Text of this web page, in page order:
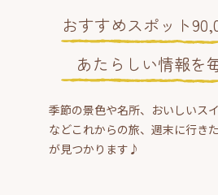
おすすめスポット
あたらしい情報を
季節の景色や名所、おいしいス
などこれからの旅、週末に行き
が見つかります♪